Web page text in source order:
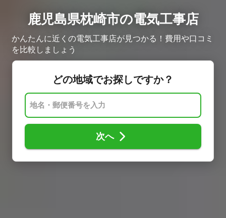
鹿児島県枕崎市の電気工事店
かんたんに近くの電気工事店が見つかる！費用や口コミ
を比較しましょう
どの地域でお探しですか？
次へ